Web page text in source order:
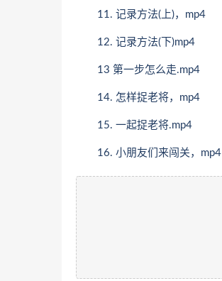
11. 记录方法(上)，mp4
12. 记录方法(下)mp4
13 第一步怎么走.mp4
14. 怎样捉老将，mp4
15. 一起捉老将.mp4
16. 小朋友们来闯关，mp4